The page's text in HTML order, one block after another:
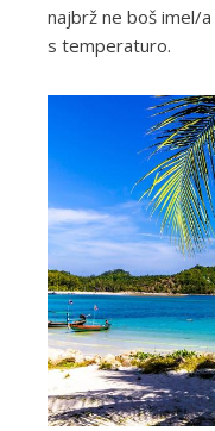
najbrž ne boš imel/
s temperaturo.